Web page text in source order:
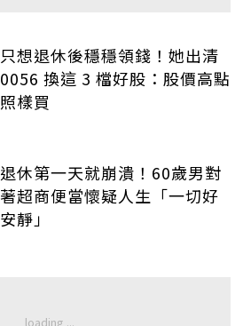
只想退休後穩穩領錢！她出清
0056 換這 3 檔好股：股價高點
照樣買
退休第一天就崩潰！60歲男對
著超商便當懷疑人生「一切好
安靜」